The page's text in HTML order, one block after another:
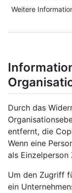
Weitere
Durch das
entfernt, die
Wenn eine
als
Um den Zugriff
ein